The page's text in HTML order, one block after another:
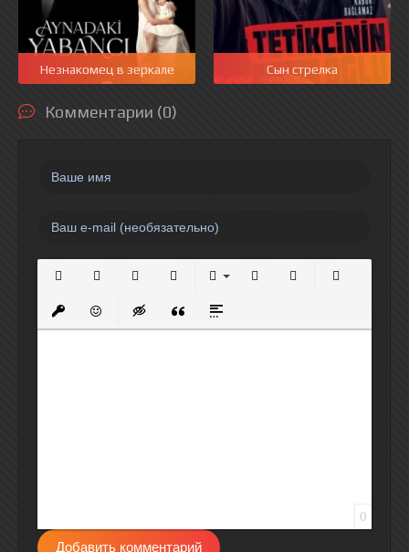
Незнакомец в зеркале Сын стрелка
Комментарии (0)
Вставить защищенную ссылку
Вставить смайлик
Вставка скрытого текста
Вставка цитаты
Вставка спойлера
0
Добавить комментарий